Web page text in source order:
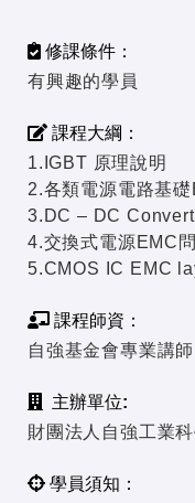
修課條件：
有興趣的學員
課程大綱：
1.IGBT 原理說明
2.各類電源電路基
3.DC – DC
4.交換式電源EMC
5.CMOS IC EMC
課程師資：
自強基金會專業講師
主辦單位:
財團法人自強工業
學員須知：